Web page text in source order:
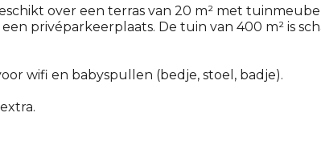
over een terras van 20 m² met
privéparkeerplaats. De tuin van 400 m² is
wifi en babyspullen (bedje, stoel, badje).